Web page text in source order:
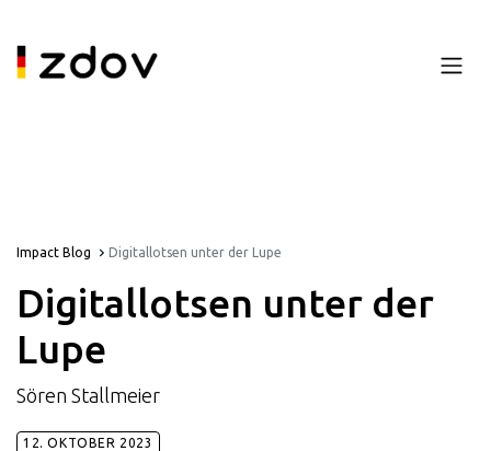
Impact Blog Digitallotsen unter der Lupe
Digitallotsen unter der
Lupe
Sören Stallmeier
12. OKTOBER 2023